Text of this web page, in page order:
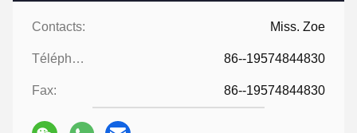
Contacts: Miss. Zoe
Téléphone: 86--19574844830
Fax: 86--19574844830